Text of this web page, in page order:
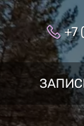
+7